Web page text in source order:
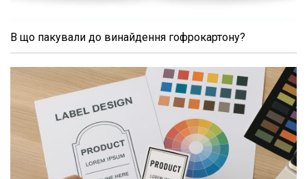
В що пакували до винайдення гофрокартону?